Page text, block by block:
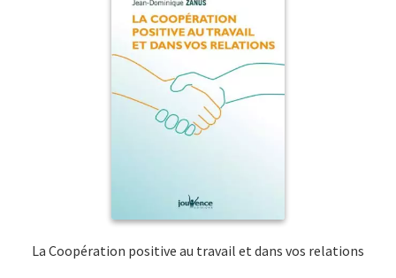
La Coopération positive au travail et dans vos relations